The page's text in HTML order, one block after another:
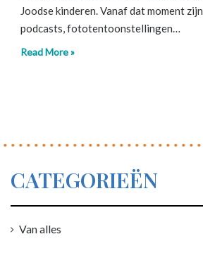
Joodse kinderen. Vanaf dat moment
podcasts, fototentoonstellingen…
Read More »
CATEGORIEËN
Van alles